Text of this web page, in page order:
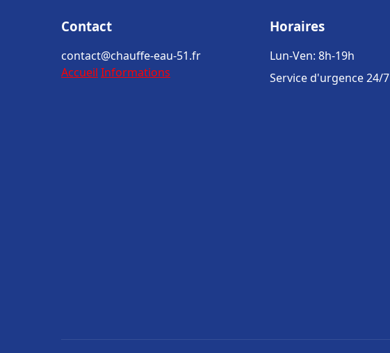
Contact
contact@chauffe-eau-51.fr
Accueil Informations
Horaires
Lun-Ven: 8h-19h
Service d'urgence 24/7